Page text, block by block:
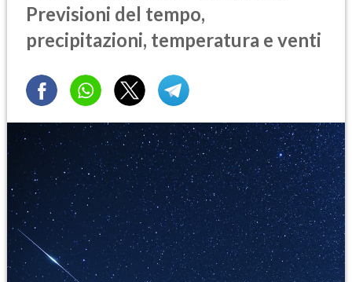
Previsioni del tempo,
precipitazioni, temperatura e venti